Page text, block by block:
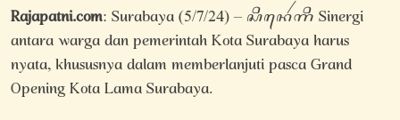
Rajapatni.com: Surabaya (5/7/24) – ꦱꦶꦤꦺꦂꦒꦶ Sinergi
antara warga dan pemerintah Kota Surabaya harus
nyata, khususnya dalam memberlanjuti pasca Grand
Opening Kota Lama Surabaya.